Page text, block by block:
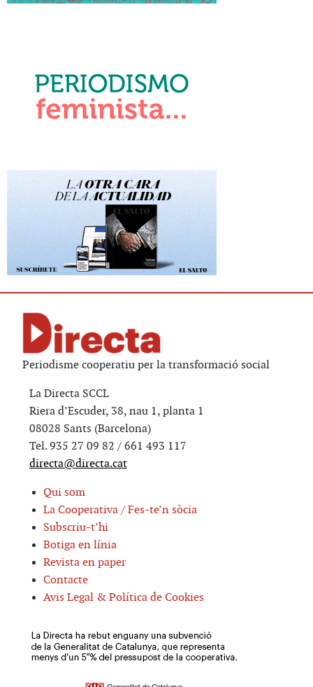
Periodisme cooperatiu per la transformació social
La Directa SCCL
Riera d’Escuder, 38, nau 1, planta 1
08028 Sants (Barcelona)
Tel. 935 27 09 82 / 661 493 117
directa@directa.cat
Qui som
La Cooperativa / Fes-te’n sòcia
Subscriu-t’hi
Botiga en línia
Revista en paper
Contacte
Avis Legal & Política de Cookies